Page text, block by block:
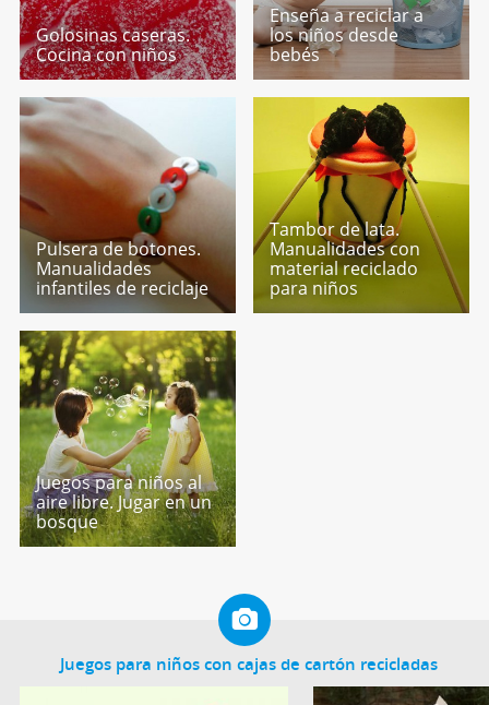
Golosinas caseras.
Cocina con niños
Enseña a reciclar a
los niños desde
bebés
Pulsera de botones.
Manualidades
infantiles de reciclaje
Tambor de lata.
Manualidades con
material reciclado
para niños
Juegos para niños al
aire libre. Jugar en un
bosque
Juegos para niños con cajas de cartón recicladas